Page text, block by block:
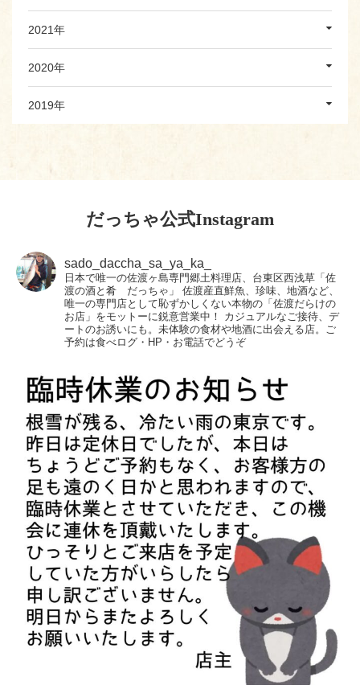
2021年
2020年
2019年
だっちゃ公式Instagram
sado_daccha_sa_ya_ka_
日本で唯一の佐渡ヶ島専門郷土料理店、台東区西浅草「佐
渡の酒と肴 だっちゃ」
佐渡産直鮮魚、珍味、地酒など、
唯一の専門店として恥ずかしくない本物の「佐渡だらけの
お店」をモットーに鋭意営業中！
カジュアルなご接待、デ
ートのお誘いにも。未体験の食材や地酒に出会える店。ご
予約は食べログ・HP・お電話でどうぞ